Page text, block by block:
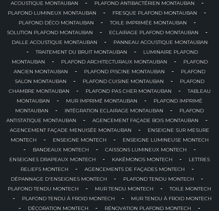
ACOUSTIQUE MONTAUBAN - PLAFOND ANTIBACTÉRIEN MONTAUBAN -
PLAFOND LUMINEUX MONTAUBAN - FRESQUE PLAFOND MONTAUBAN -
PLAFOND DÉCO MONTAUBAN - TOILE IMPRIMÉE MONTAUBAN -
SOLUTION PLAFOND MONTAUBAN - ECLAIRAGE PLAFOND MONTAUBAN -
DALLE ACOUSTIQUE MONTAUBAN - PANNEAU ACOUSTIQUE MONTAUBAN
- TRAITEMENT DU BRUIT MONTAUBAN -
LUMINAIRE PLAFOND
MONTAUBAN
- PLAFOND ARCHITECTURAUX MONTAUBAN -
PLAFOND
ANCIEN MONTAUBAN
- PLAFOND PISCINE MONTAUBAN -
PLAFOND
SALON MONTAUBAN
- PLAFOND CUISINE MONTAUBAN -
PLAFOND
CHAMBRE MONTAUBAN
- PLAFOND PAS CHER MONTAUBAN -
TABLEAU
MONTAUBAN
- MUR IMPRIMÉ MONTAUBAN -
PLAFOND IMPRIMÉ
MONTAUBAN
- INTÉGRATION ECLAIRAGE MONTAUBAN -
PLAFOND
ANTISTATIQUE MONTAUBAN
- AGENCEMENT FAÇADE BOIS MONTAUBAN -
AGENCEMENT FAÇADE MENUISÉE MONTAUBAN -
ENSEIGNE SUR MESURE
MONTECH
- ENSEIGNE MONTECH - ENSEIGNE LUMINEUSE MONTECH
- BANDEAUX MONTECH - CAISSONS LUMINEUX MONTECH -
ENSEIGNES DRAPEAUX MONTECH - KAKÉMONOS MONTECH -
LETTRES
RELIEFS MONTECH
- AGENCEMENTS DE FAÇADES MONTECH -
DÉPANNAGE D'ENSEIGNES MONTECH - PLAFOND TENDU MONTECH -
PLAFOND TENDU MONTECH - MUR TENDU MONTECH - TOILE MONTECH
- PLAFOND TENDU À FROID MONTECH - MUR TENDU À FROID MONTECH
- DÉCORATION MONTECH - RÉNOVATION PLAFOND MONTECH -